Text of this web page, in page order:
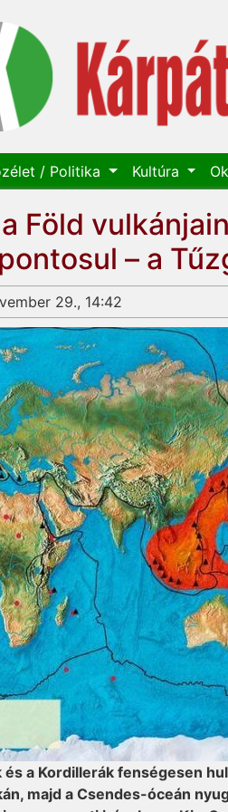
/ Politika Kultúra
Föld
– a
29., 14:42
és a Kordillerák fenségesen
majd a Csendes-óceán